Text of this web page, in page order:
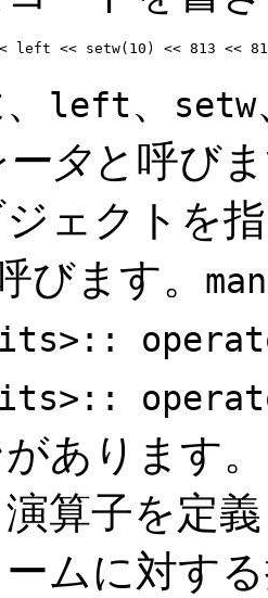
left << setw(10) << 813 <<
left、 setw
タと呼び
ェクトを
びます。
あります
算子を定
ムに対す